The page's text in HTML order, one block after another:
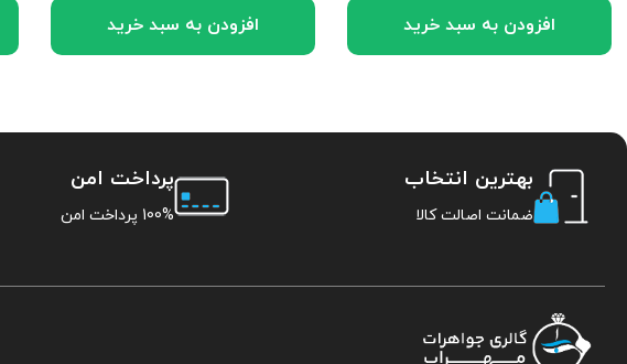
افزودن به سبد خرید افزودن به سبد خرید
بهترین انتخاب
ضمانت اصالت کالا
پرداخت امن
100% پرداخت امن